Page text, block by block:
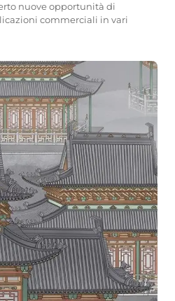
nuove opportunità di
commerciali in vari